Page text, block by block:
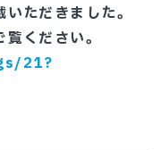
ただきました。
ください。
21?